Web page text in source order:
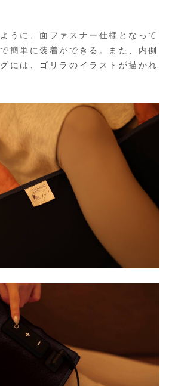
うに、面ファスナー仕様となって
簡単に装着ができる。また、内側
には、ゴリラのイラストが描かれ